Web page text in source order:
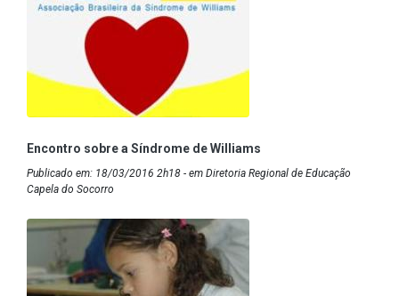
Encontro sobre a Síndrome de Williams
Publicado em: 18/03/2016 2h18 - em Diretoria Regional de Educação
Capela do Socorro